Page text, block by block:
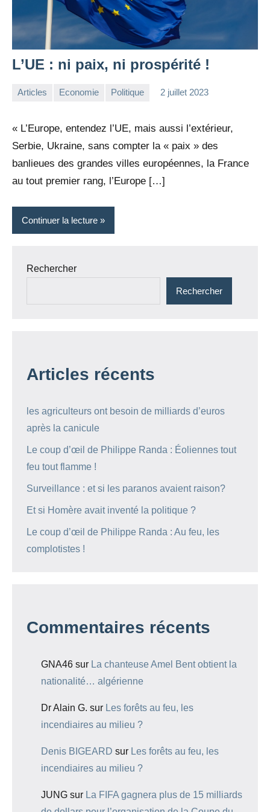
L’UE : ni paix, ni prospérité !
Articles Economie Politique 2 juillet 2023
« L’Europe, entendez l’UE, mais aussi l’extérieur,
Serbie, Ukraine, sans compter la « paix » des
banlieues des grandes villes européennes, la France
au tout premier rang, l’Europe […]
Continuer la lecture
Rechercher
Rechercher
Articles récents
les agriculteurs ont besoin de milliards d’euros
après la canicule
Le coup d’œil de Philippe Randa : Éoliennes tout
feu tout flamme !
Surveillance : et si les paranos avaient raison?
Et si Homère avait inventé la politique ?
Le coup d’œil de Philippe Randa : Au feu, les
complotistes !
Commentaires récents
GNA46 sur La chanteuse Amel Bent obtient la
nationalité… algérienne
Dr Alain G. sur Les forêts au feu, les
incendiaires au milieu ?
Denis BIGEARD sur Les forêts au feu, les
incendiaires au milieu ?
JUNG sur La FIFA gagnera plus de 15 milliards